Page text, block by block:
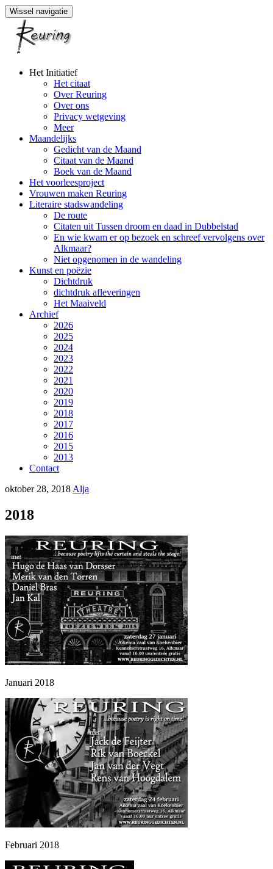
Wissel navigatie
Naar
Het Initiatief
Het citaat
Over Reuring
Over ons
Privacy wetgeving
Meer
Maandelijks
Gedicht van de Maand
Citaat van de Maand
Boek van de Maand
Het voorleesproject
Vrouwen maken Reuring
Literaire stadswandeling
De route
Citaten uit Tussen droom en daad in Dubbelstad
En wie kwam er op bezoek en schreef vervolgens over
Alkmaar?
Niet opgenomen in de wandeling
Kunst en poëzie
Dichtdruk
dichtdruk afleveringen
Het Maaiveld
Archief
2026
2025
2024
2023
2022
2021
2020
2019
2018
2017
2016
2015
2013
Contact
oktober 28, 2018 Alja
2018
Januari 2018
Februari 2018